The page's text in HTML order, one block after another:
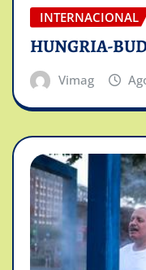
INTERNACIONAL
HUNGRIA-
Vimag